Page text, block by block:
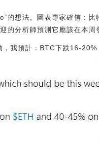
的想法。圖表專家確信：
的分析師預測它應該在本周
，我預計：BTC下跌16-